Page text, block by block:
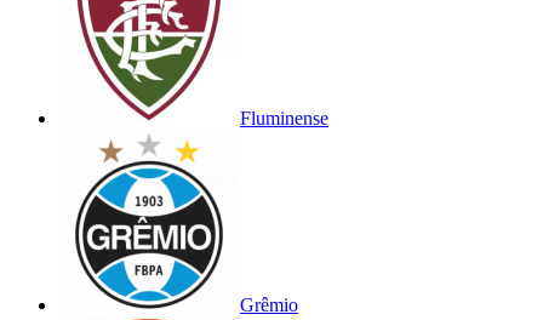
Fluminense
Grêmio